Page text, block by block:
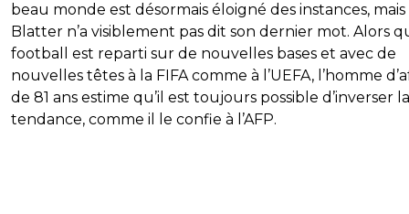
beau monde est désormais éloigné des instances, mais
Blatter n’a visiblement pas dit son dernier mot. Alors
football est reparti sur de nouvelles bases et avec de
nouvelles têtes à la FIFA comme à l’UEFA, l’homme
de 81 ans estime qu’il est toujours possible d’inverser la
tendance, comme il le confie à l’AFP.